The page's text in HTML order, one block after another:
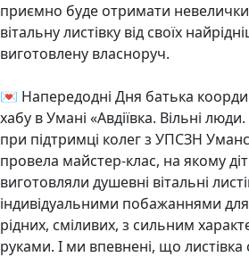
приємно буде отримати
вітальну листівку від своїх
виготовлену власноруч.
💌 Напередодні Дня батька
хабу в Умані «Авдіївка. Вільні
при підтримці колег з УПСЗН
провела майстер-клас, на якому
виготовляли душевні вітальні
індивідуальними побажаннями для
рідних, сміливих, з сильним
руками. І ми впевнені, що